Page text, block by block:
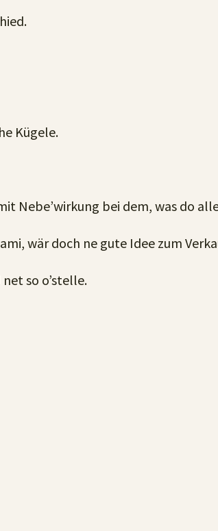
Kügele.
Nebe’wirkung bei dem, was do
wär doch ne gute Idee zum
so o’stelle.